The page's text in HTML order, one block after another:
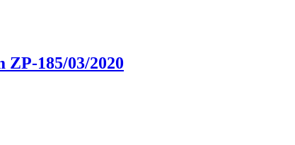
185/03/2020